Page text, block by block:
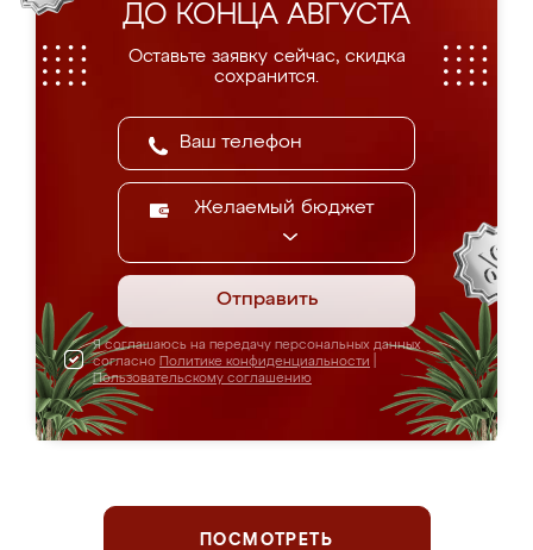
ДО КОНЦА АВГУСТА
Оставьте заявку сейчас, скидка
сохранится.
Желаемый бюджет
Отправить
Я соглашаюсь на передачу персональных данных
согласно Политике конфиденциальности
Пользовательскому соглашению
ПОСМОТРЕТЬ